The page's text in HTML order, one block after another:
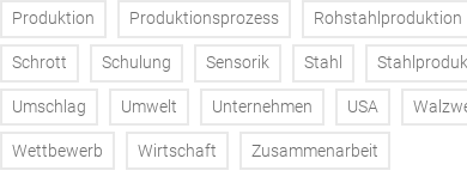
Produktion Produktionsprozess Rohstahlproduktion
Schrott Schulung Sensorik Stahl
Umschlag Umwelt Unternehmen USA
Wettbewerb Wirtschaft Zusammenarbeit